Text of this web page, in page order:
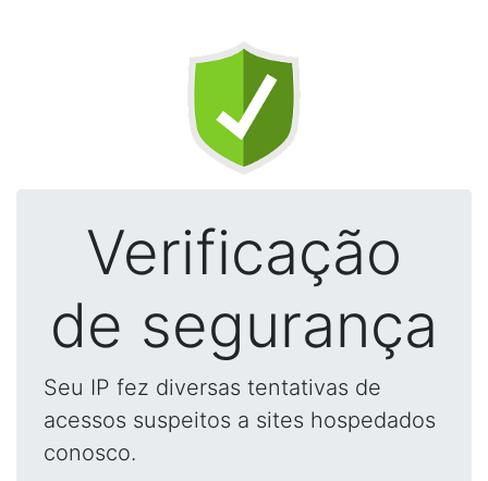
Verificação
de segurança
Seu IP fez diversas tentativas de
acessos suspeitos a sites hospedados
conosco.